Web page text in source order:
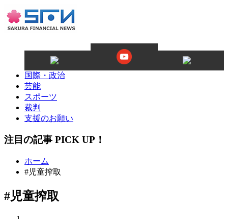
国際・政治
芸能
スポーツ
裁判
支援のお願い
注目の記事 PICK UP！
ホーム
#児童搾取
#児童搾取